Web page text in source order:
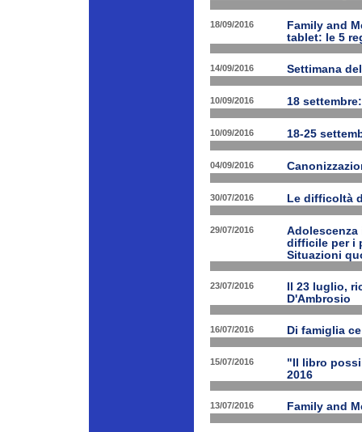
18/09/2016
Family and
tablet: le 5
14/09/2016 Settimana
10/09/2016 18
10/09/2016 18-25
04/09/2016
30/07/2016 Le difficoltà
29/07/2016
difficile per i
Situazioni
23/07/2016
Il 23 luglio,
D'Ambrosio
16/07/2016 Di famiglia
15/07/2016
"Il libro
2016
13/07/2016 Family and